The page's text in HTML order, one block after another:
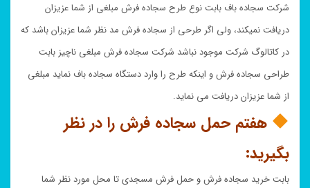
شرکت سجاده باف بابت نوع طرح سجاده فرش مبلغی از شما عزیزان
دریافت نمیکند، ولی اگر طرحی از سجاده فرش مد نظر شما عزیزان باشد که
در کاتالوگ شرکت موجود نباشد شرکت سجاده فرش مبلغی ناچیز بابت
طراحی سجاده فرش و اینکه طرح را وارد دستگاه سجاده باف نماید مبلغی
از شما عزیزان دریافت می نماید.
هفتم حمل سجاده فرش را در نظر
بگیرید:
بابت خرید سجاده فرش و حمل فرش مسجدی تا محل مورد نظر شما